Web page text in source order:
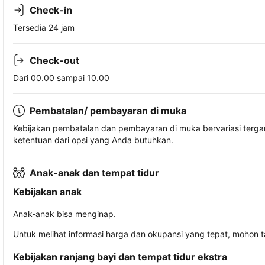
Check-in
Tersedia 24 jam
Check-out
Dari 00.00 sampai 10.00
Pembatalan/ pembayaran di muka
Kebijakan pembatalan dan pembayaran di muka bervariasi
ketentuan dari opsi yang Anda butuhkan.
Anak-anak dan tempat tidur
Kebijakan anak
Anak-anak bisa menginap.
Untuk melihat informasi harga dan okupansi yang tepat,
Kebijakan ranjang bayi dan tempat tidur ekstra